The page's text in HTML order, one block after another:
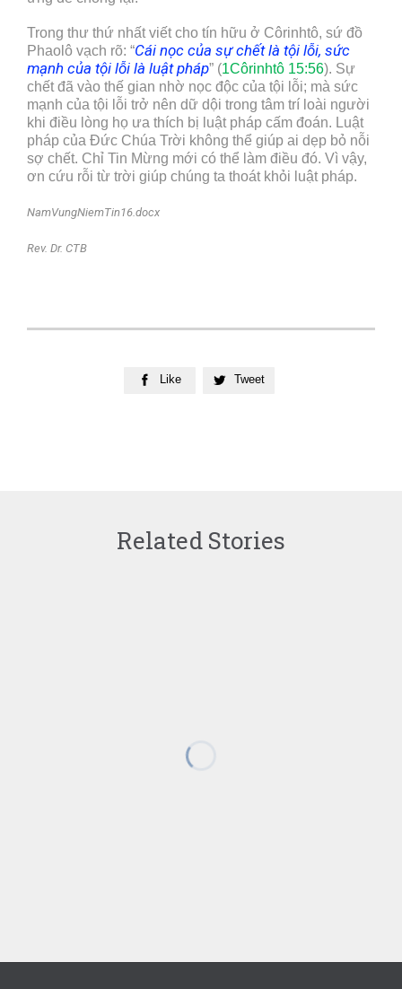
Trong thư thứ nhất viết cho tín hữu ở Côrinhtô, sứ đồ
Phaolô vạch rõ: “Cái nọc của sự chết là tội lỗi, sức
mạnh của tội lỗi là luật pháp” (1Côrinhtô 15:56). Sự
chết đã vào thế gian nhờ nọc độc của tội lỗi; mà sức
mạnh của tội lỗi trở nên dữ dội trong tâm trí loài người
khi điều lòng họ ưa thích bị luật pháp cấm đoán. Luật
pháp của Đức Chúa Trời không thể giúp ai dẹp bỏ nỗi
sợ chết. Chỉ Tin Mừng mới có thể làm điều đó. Vì vậy,
ơn cứu rỗi từ trời giúp chúng ta thoát khỏi luật pháp.
NamVungNiemTin16.docx
Rev. Dr. CTB
 Like  Tweet
Related Stories